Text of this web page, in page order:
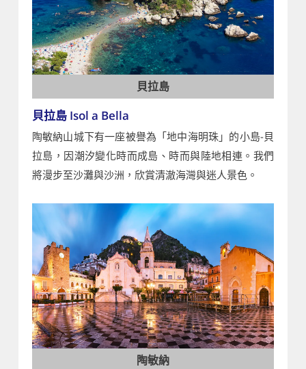
貝拉島
貝拉島 Isol a Bella
陶敏納山城下有一座被譽為「地中海明珠」的小島-貝
拉島，因潮汐變化時而成島、時而與陸地相連。我們
將漫步至沙灘與沙洲，欣賞清澈海灣與迷人景色。
陶敏納